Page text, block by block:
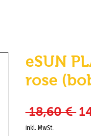
eSUN
rose
18,60 €
inkl. MwSt.